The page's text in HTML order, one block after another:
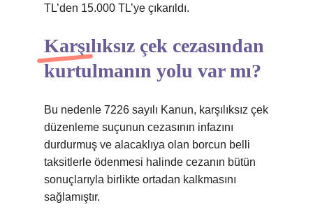
TL’den 15.000 TL’ye çıkarıldı.
Karşılıksız çek cezasından
kurtulmanın yolu var mı?
Bu nedenle 7226 sayılı Kanun, karşılıksız çek
düzenleme suçunun cezasının infazını
durdurmuş ve alacaklıya olan borcun belli
taksitlerle ödenmesi halinde cezanın bütün
sonuçlarıyla birlikte ortadan kalkmasını
sağlamıştır.